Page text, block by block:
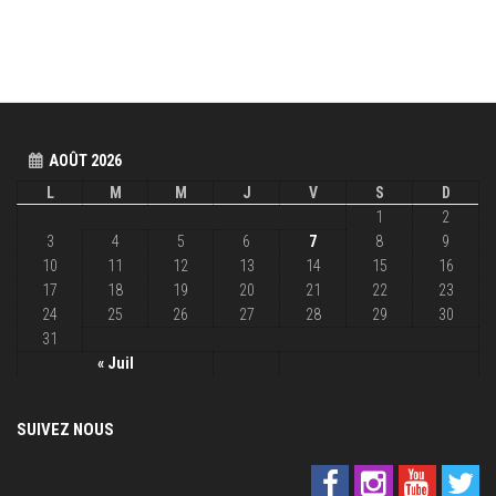
AOÛT 2026
L
M M J V S D
« Juil
1
2
3
4 5 6 7 8
9
10
11 12 13 14 15
16
17
18 19 20 21 22
23
24
25 26 27 28 29
30
31
SUIVEZ NOUS